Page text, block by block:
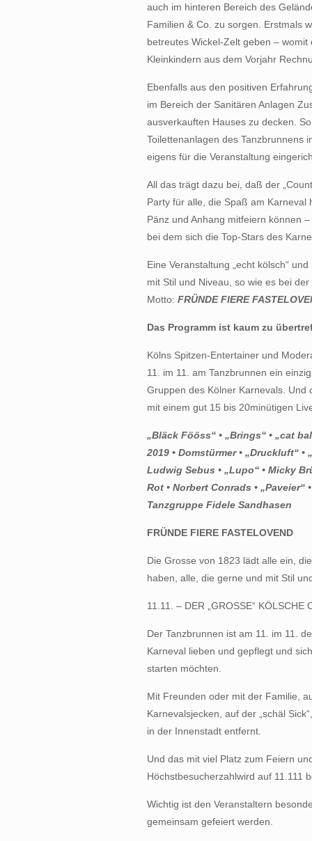
auch im hinteren Bereich des
Familien & Co. zu sorgen. Erstmals
betreutes Wickel-Zelt geben –
Kleinkindern aus dem Vorjahr
Ebenfalls aus den positiven
im Bereich der Sanitären Anlagen
ausverkauften Hauses zu decken.
Toilettenanlagen des Tanzbrunnens
eigens für die Veranstaltung
All das trägt dazu bei, daß der
Party für alle, die Spaß am
Pänz und Anhang mitfeiern können
bei dem sich die Top-Stars des
Eine Veranstaltung „echt kölsch“
mit Stil und Niveau, so wie es bei
Motto: FRÜNDE FIERE
Das Programm ist kaum zu
Kölns Spitzen-Entertainer und
11. im 11. am Tanzbrunnen ein
Gruppen des Kölner Karnevals.
mit einem gut 15 bis 20minütigen
„Bläck Fööss“ • „Brings“ • „cat
2019 • Domstürmer • „Druckluft“ •
Ludwig Sebus • „Lupo“ • Micky
Rot • Norbert Conrads • „Paveier“
Tanzgruppe Fidele Sandhasen
FRÜNDE FIERE FASTELOVEND
Die Grosse von 1823 lädt alle ein,
haben, alle, die gerne und mit Stil
11.11. – DER „GROSSE“ KÖLSCHE
Der Tanzbrunnen ist am 11. im 11.
Karneval lieben und gepflegt und
starten möchten.
Mit Freunden oder mit der Familie,
Karnevalsjecken, auf der „schäl
in der Innenstadt entfernt.
Und das mit viel Platz zum Feiern
Höchstbesucherzahlwird auf 11.111
Wichtig ist den Veranstaltern
gemeinsam gefeiert werden.